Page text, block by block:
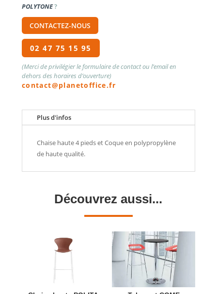
POLYTONE?
CONTACTEZ-NOUS
02 47 75 15 95
(Merci de privilégier le formulaire de contact ou l’email en
dehors des horaires d’ouverture)
contact@planetoffice.fr
Plus d'infos
Chaise haute 4 pieds et Coque en polypropylène
de haute qualité.
Découvrez aussi...